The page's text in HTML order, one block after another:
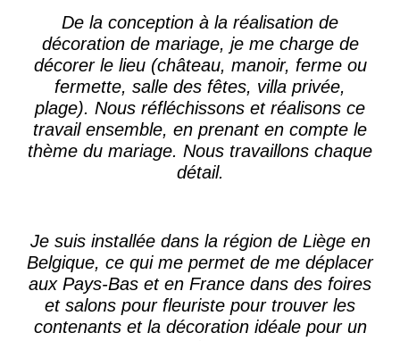
De la conception à la réalisation de
décoration de mariage, je me charge de
décorer le lieu (château, manoir, ferme ou
fermette, salle des fêtes, villa privée,
plage). Nous réfléchissons et réalisons ce
travail ensemble, en prenant en compte le
thème du mariage. Nous travaillons chaque
détail.
Je suis installée dans la région de Liège en
Belgique, ce qui me permet de me déplacer
aux Pays-Bas et en France dans des foires
et salons pour fleuriste pour trouver les
contenants et la décoration idéale pour un